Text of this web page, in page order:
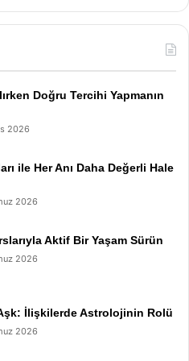
Doğru Tercihi Yapmanın
2026
ile Her Anı Daha Değerli Hale
2026
Aktif Bir Yaşam Sürün
2026
İlişkilerde Astrolojinin Rolü
2026